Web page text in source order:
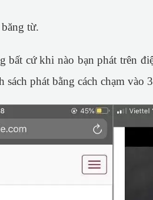
từ.
bất cứ khi nào bạn phát trên
phát bằng cách chạm vào